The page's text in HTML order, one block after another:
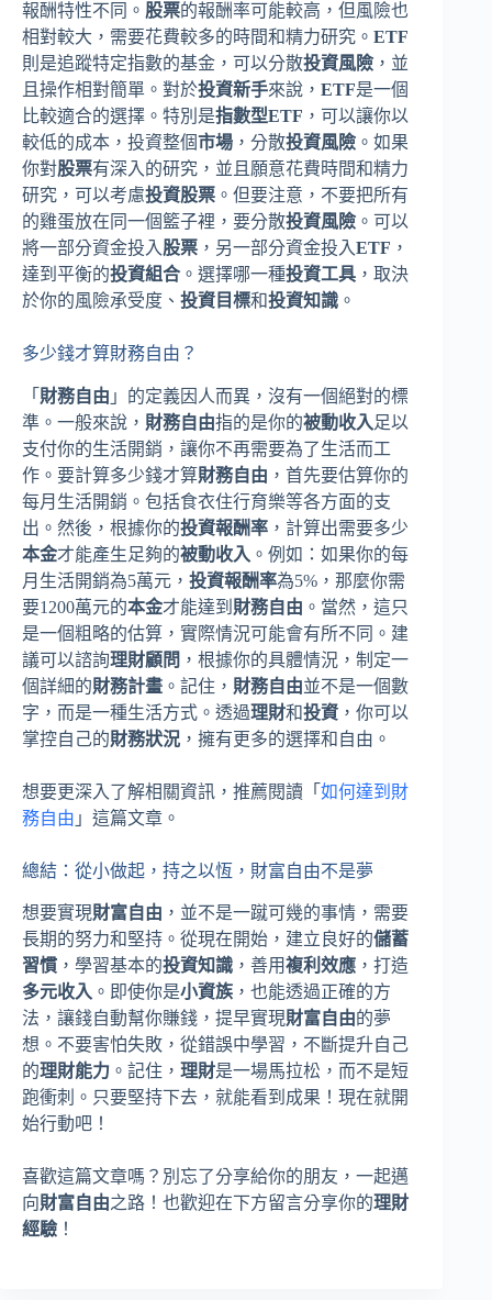
報酬特性不同。 股票的報酬率可能較高，但風險也
相對較大，需要花費較多的時間和精力研究。 ETF
則是追蹤特定指數的基金，可以分散投資風險 ，並
且操作相對簡單。對於投資新手來說， ETF是一個
比較適合的選擇。特別是指數型ETF ，可以讓你以
較低的成本，投資整個市場 ，分散投資風險 。如果
你對股票有深入的研究，並且願意花費時間和精力
研究，可以考慮投資股票 。但要注意，不要把所有
的雞蛋放在同一個籃子裡，要分散投資風險 。可以
將一部分資金投入 股票 ，另一部分資金投入ETF ，
達到平衡的投資組合 。選擇哪一種投資工具 ，取決
於你的風險承受度、 投資目標和投資知識 。
多少錢才算財務自由？
「 財務自由 」的定義因人而異，沒有一個絕對的標
準。一般來說， 財務自由指的是你的被動收入足以
支付你的生活開銷，讓你不再需要為了生活而工
作。要計算多少錢才算財務自由 ，首先要估算你的
每月生活開銷。包括食衣住行育樂等各方面的支
出。然後，根據你的投資報酬率 ，計算出需要多少
本金才能產生足夠的被動收入 。例如：如果你的每
月生活開銷為5萬元， 投資報酬率為5%，那麼你需
要1200萬元的本金才能達到 財務自由 。當然，這只
是一個粗略的估算，實際情況可能會有所不同。建
議可以諮詢理財顧問 ，根據你的具體情況，制定一
個詳細的財務計畫 。記住， 財務自由並不是一個數
字，而是一種生活方式。透過理財和投資 ，你可以
掌控自己的財務狀況 ，擁有更多的選擇和自由。
想要更深入了解相關資訊，推薦閱讀「 如何達到財
務自由 」這篇文章。
總結：從小做起，持之以恆，財富自由不是夢
想要實現財富自由 ，並不是一蹴可幾的事情，需要
長期的努力和堅持。從現在開始，建立良好的儲蓄
習慣 ，學習基本的投資知識 ，善用複利效應 ，打造
多元收入 。即使你是小資族 ，也能透過正確的方
法，讓錢自動幫你賺錢，提早實現財富自由的夢
想。不要害怕失敗，從錯誤中學習，不斷提升自己
的理財能力 。記住， 理財是一場馬拉松，而不是短
跑衝刺。只要堅持下去，就能看到成果！現在就開
始行動吧！
喜歡這篇文章嗎？別忘了分享給你的朋友，一起邁
向財富自由之路！也歡迎在下方留言分享你的理財
經驗 ！